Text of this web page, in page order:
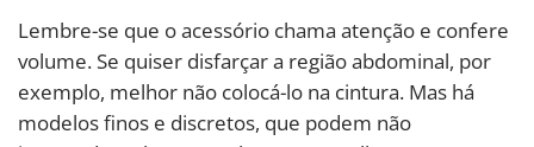
Lembre-se que o acessório chama atenção e confere
volume. Se quiser disfarçar a região abdominal, por
exemplo, melhor não colocá-lo na cintura. Mas há
modelos finos e discretos, que podem não